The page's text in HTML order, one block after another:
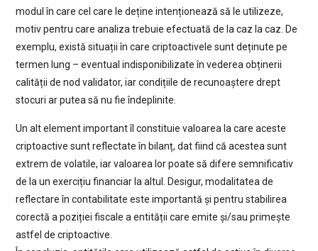
modul în care cel care le deține intenționează să le utilizeze,
motiv pentru care analiza trebuie efectuată de la caz la caz. De
exemplu, există situații în care criptoactivele sunt deținute pe
termen lung – eventual indisponibilizate în vederea obținerii
calității de nod validator, iar condițiile de recunoaștere drept
stocuri ar putea să nu fie îndeplinite.
Un alt element important îl constituie valoarea la care aceste
criptoactive sunt reflectate în bilanț, dat fiind că acestea sunt
extrem de volatile, iar valoarea lor poate să difere semnificativ
de la un exercițiu financiar la altul. Desigur, modalitatea de
reflectare în contabilitate este importantă și pentru stabilirea
corectă a poziției fiscale a entității care emite și/sau primește
astfel de criptoactive.